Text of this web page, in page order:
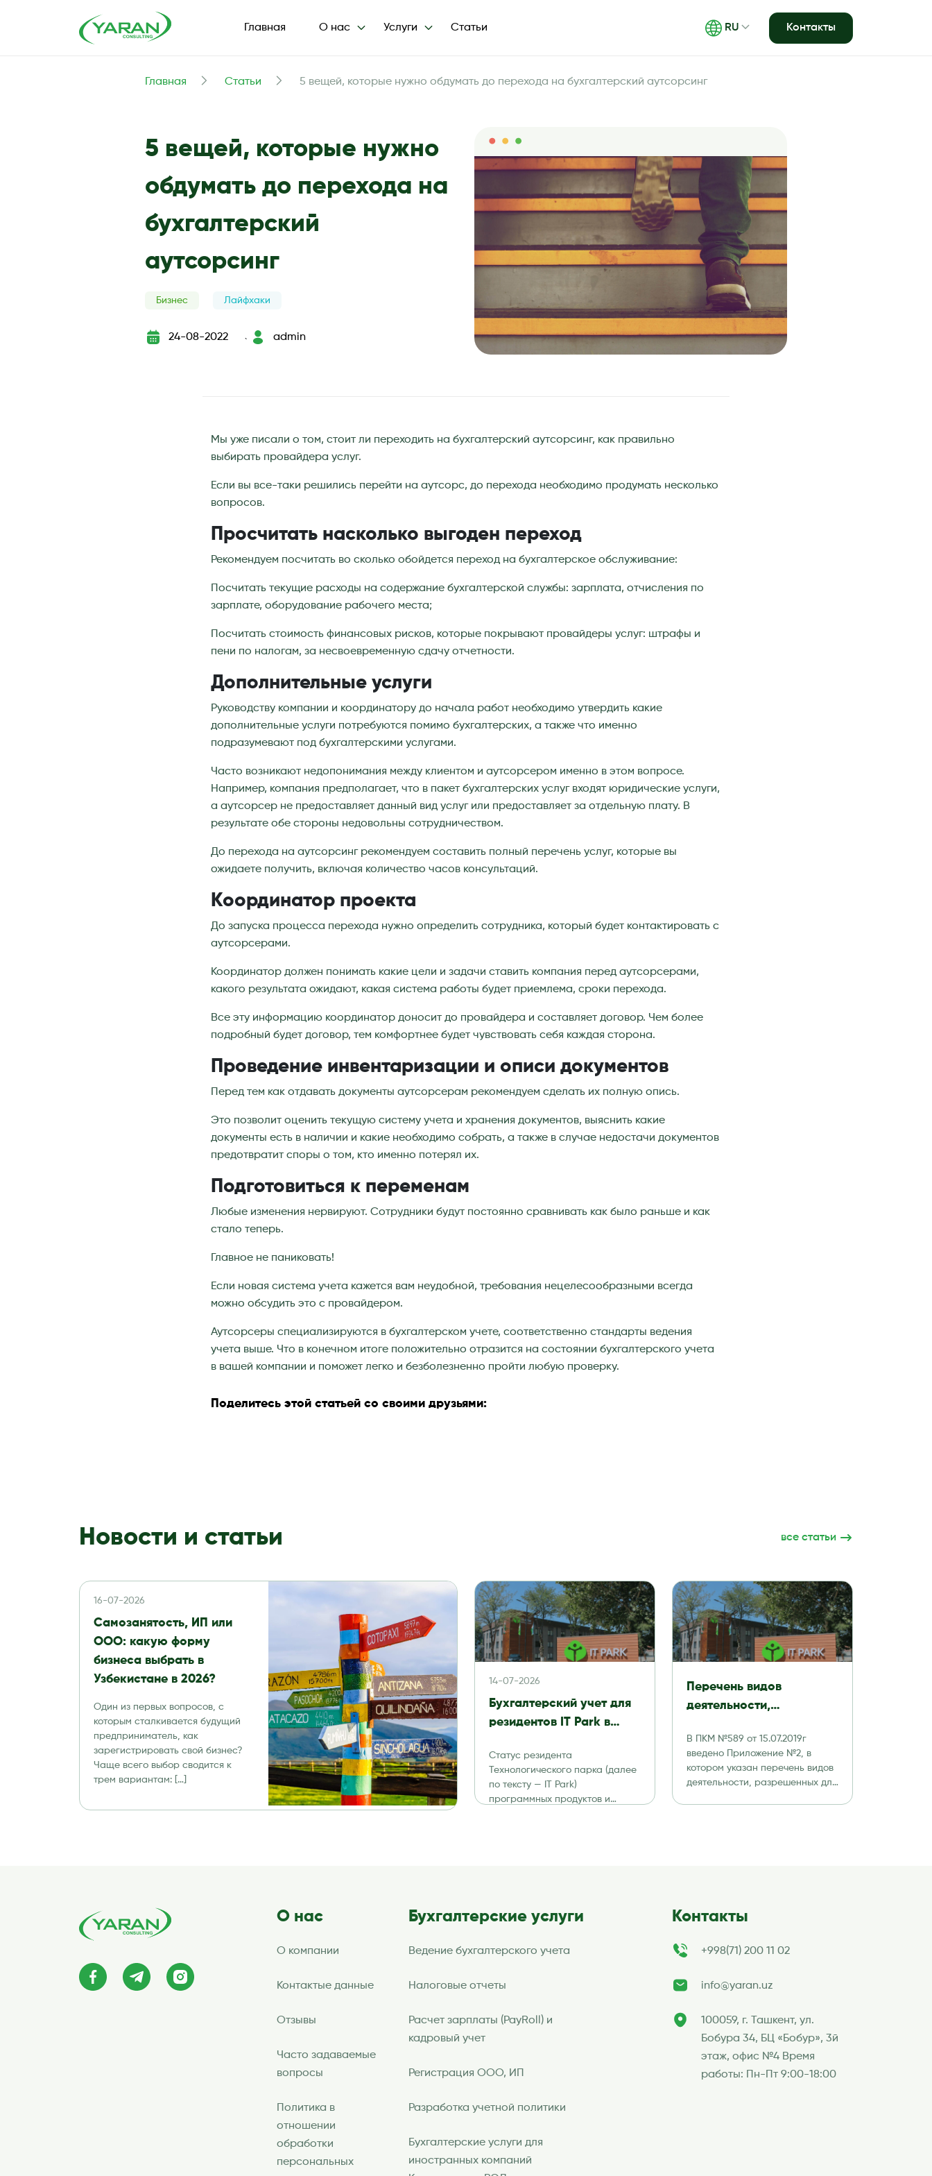
Главная О нас Услуги Статьи RU Контакты
Главная Статьи 5 вещей, которые нужно обдумать до перехода на бухгалтерский аутсорсинг
5 вещей, которые нужно
обдумать до перехода на
бухгалтерский
аутсорсинг
Бизнес Лайфхаки
24-08-2022
`
admin
Мы уже писали о том, стоит ли переходить на бухгалтерский аутсорсинг, как правильно
выбирать провайдера услуг.
Если вы все-таки решились перейти на аутсорс, до перехода необходимо продумать несколько
вопросов.
Просчитать насколько выгоден переход
Рекомендуем посчитать во сколько обойдется переход на бухгалтерское обслуживание:
Посчитать текущие расходы на содержание бухгалтерской службы: зарплата, отчисления по
зарплате, оборудование рабочего места;
Посчитать стоимость финансовых рисков, которые покрывают провайдеры услуг: штрафы и
пени по налогам, за несвоевременную сдачу отчетности.
Дополнительные услуги
Руководству компании и координатору до начала работ необходимо утвердить какие
дополнительные услуги потребуются помимо бухгалтерских, а также что именно
подразумевают под бухгалтерскими услугами.
Часто возникают недопонимания между клиентом и аутсорсером именно в этом вопросе.
Например, компания предполагает, что в пакет бухгалтерских услуг входят юридические услуги,
а аутсорсер не предоставляет данный вид услуг или предоставляет за отдельную плату. В
результате обе стороны недовольны сотрудничеством.
До перехода на аутсорсинг рекомендуем составить полный перечень услуг, которые вы
ожидаете получить, включая количество часов консультаций.
Координатор проекта
До запуска процесса перехода нужно определить сотрудника, который будет контактировать с
аутсорсерами.
Координатор должен понимать какие цели и задачи ставить компания перед аутсорсерами,
какого результата ожидают, какая система работы будет приемлема, сроки перехода.
Все эту информацию координатор доносит до провайдера и составляет договор. Чем более
подробный будет договор, тем комфортнее будет чувствовать себя каждая сторона.
Проведение инвентаризации и описи документов
Перед тем как отдавать документы аутсорсерам рекомендуем сделать их полную опись.
Это позволит оценить текущую систему учета и хранения документов, выяснить какие
документы есть в наличии и какие необходимо собрать, а также в случае недостачи документов
предотвратит споры о том, кто именно потерял их.
Подготовиться к переменам
Любые изменения нервируют. Сотрудники будут постоянно сравнивать как было раньше и как
стало теперь.
Главное не паниковать!
Если новая система учета кажется вам неудобной, требования нецелесообразными всегда
можно обсудить это с провайдером.
Аутсорсеры специализируются в бухгалтерском учете, соответственно стандарты ведения
учета выше. Что в конечном итоге положительно отразится на состоянии бухгалтерского учета
в вашей компании и поможет легко и безболезненно пройти любую проверку.
Поделитесь этой статьей со своими друзьями:
Новости и статьи все статьи
16-07-2026
Самозанятость, ИП или
ООО: какую форму
бизнеса выбрать в
Узбекистане в 2026?
Один из первых вопросов, с
которым сталкивается будущий
предприниматель, как
зарегистрировать свой бизнес?
Чаще всего выбор сводится к
трем вариантам: […]
14-07-2026
Бухгалтерский учет для
резидентов IT Park в
налоги, отчетность и
Статус резидента
Технологического парка (далее
по тексту — IT Park)
программных продуктов и
Перечень видов
деятельности,
осуществлению
резидентами
Технологического парка
В ПКМ №589 от 15.07.2019г
введено Приложение №2, в
котором указан перечень видов
деятельности, разрешенных для
О нас
О компании
Контактые данные
Отзывы
Часто задаваемые
вопросы
Политика в
отношении
обработки
персональных
Бухгалтерские услуги
Ведение бухгалтерского учета
Налоговые отчеты
Расчет зарплаты (PayRoll) и
кадровый учет
Регистрация ООО, ИП
Разработка учетной политики
Бухгалтерские услуги для
иностранных компаний
Контакты
+998(71) 200 11 02
info@yaran.uz
100059, г. Ташкент, ул.
Бобура 34, БЦ «Бобур», 3й
этаж, офис №4 Время
работы: Пн-Пт 9:00-18:00